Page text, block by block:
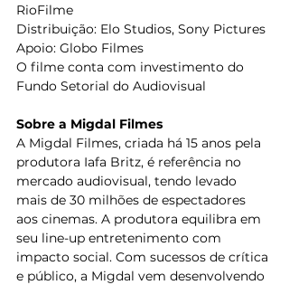
RioFilme
Distribuição: Elo Studios, Sony Pictures
Apoio: Globo Filmes
O filme conta com investimento do
Fundo Setorial do Audiovisual
Sobre a Migdal Filmes
A Migdal Filmes, criada há 15 anos pela
produtora Iafa Britz, é referência no
mercado audiovisual, tendo levado
mais de 30 milhões de espectadores
aos cinemas. A produtora equilibra em
seu line-up entretenimento com
impacto social. Com sucessos de crítica
e público, a Migdal vem desenvolvendo